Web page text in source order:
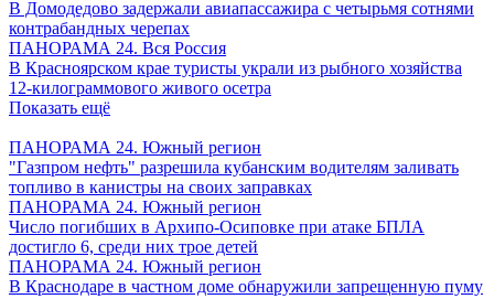
В Домодедово задержали авиапассажира с четырьмя сотнями
контрабандных черепах
ПАНОРАМА 24. Вся Россия
В Красноярском крае туристы украли из рыбного хозяйства
12-килограммового живого осетра
Показать ещё
ПАНОРАМА 24. Южный регион
"Газпром нефть" разрешила кубанским водителям заливать
топливо в канистры на своих заправках
ПАНОРАМА 24. Южный регион
Число погибших в Архипо-Осиповке при атаке БПЛА
достигло 6, среди них трое детей
ПАНОРАМА 24. Южный регион
В Краснодаре в частном доме обнаружили запрещенную пуму